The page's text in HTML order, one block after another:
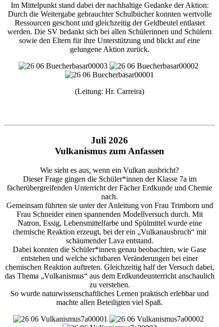
Im Mittelpunkt stand dabei der nachhaltige Gedanke der Aktion:
Durch die Weitergabe gebrauchter Schulbücher konnten wertvolle
Ressourcen geschont und gleichzeitig der Geldbeutel entlastet
werden. Die SV bedankt sich bei allen Schülerinnen und Schülern
sowie den Eltern für ihre Unterstützung und blickt auf eine
gelungene Aktion zurück.
(Leitung: Hr. Carreira)
Juli 2026
Vulkanismus zum Anfassen
Wie sieht es aus, wenn ein Vulkan ausbricht?
Dieser Frage gingen die Schüler*innen der Klasse 7a im
fächerübergreifenden Unterricht der Fächer Erdkunde und Chemie
nach.
Gemeinsam führten sie unter der Anleitung von Frau Trimborn und
Frau Schneider einen spannenden Modellversuch durch. Mit
Natron, Essig, Lebensmittelfarbe und Spülmittel wurde eine
chemische Reaktion erzeugt, bei der ein „Vulkanausbruch“ mit
schäumender Lava entstand.
Dabei konnten die Schüler*innen genau beobachten, wie Gase
entstehen und welche sichtbaren Veränderungen bei einer
chemischen Reaktion auftreten. Gleichzeitig half der Versuch dabei,
das Thema „Vulkanismus“ aus dem Erdkundeunterricht anschaulich
zu verstehen.
So wurde naturwissenschaftliches Lernen praktisch erlebbar und
machte allen Beteiligten viel Spaß.